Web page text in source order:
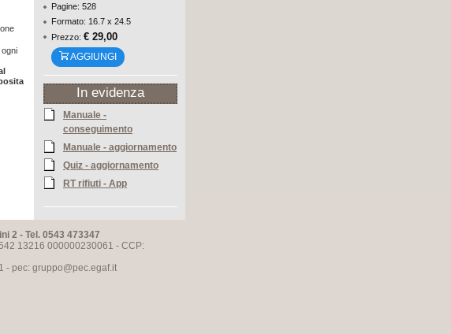
Pagine: 528
Formato: 16.7 x 24.5
Prezzo: € 29,00
AGGIUNGI
In evidenza
Manuale -
conseguimento
Manuale - aggiornamento
Quiz - aggiornamento
RT rifiuti - App
2 - Tel. 0543 473347
13216 000000230061 - CCP:
- pec: gruppo@pec.egaf.it